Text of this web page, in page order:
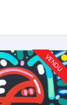
VENDU